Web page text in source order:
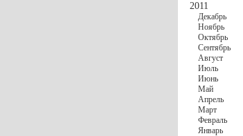
2011
Декабрь
Ноябрь
Октябрь
Сентябрь
Август
Июль
Июнь
Май
Апрель
Март
Февраль
Январь